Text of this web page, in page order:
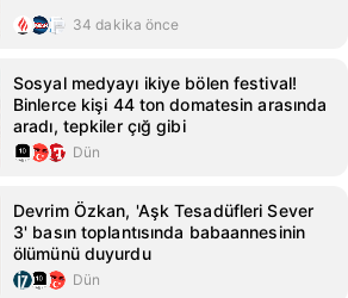
34 dakika önce
Sosyal medyayı ikiye bölen festival!
Binlerce kişi 44 ton domatesin arasında
aradı, tepkiler çığ gibi
Dün
Devrim Özkan, 'Aşk Tesadüfleri Sever
3' basın toplantısında babaannesinin
ölümünü duyurdu
Dün